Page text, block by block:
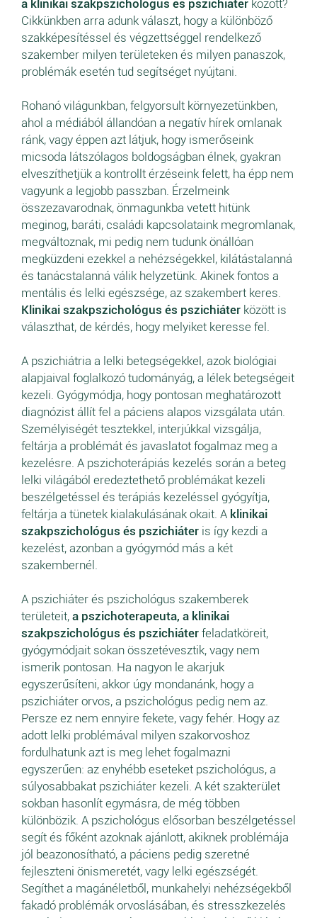
a klinikai szakpszichológus és pszichiáter között?
Cikkünkben arra adunk választ, hogy a különböző
szakképesítéssel és végzettséggel rendelkező
szakember milyen területeken és milyen panaszok,
problémák esetén tud segítséget nyújtani.
Rohanó világunkban, felgyorsult környezetünkben,
ahol a médiából állandóan a negatív hírek omlanak
ránk, vagy éppen azt látjuk, hogy ismerőseink
micsoda látszólagos boldogságban élnek, gyakran
elveszíthetjük a kontrollt érzéseink felett, ha épp nem
vagyunk a legjobb passzban. Érzelmeink
összezavarodnak, önmagunkba vetett hitünk
meginog, baráti, családi kapcsolataink megromlanak,
megváltoznak, mi pedig nem tudunk önállóan
megküzdeni ezekkel a nehézségekkel, kilátástalanná
és tanácstalanná válik helyzetünk. Akinek fontos a
mentális és lelki egészsége, az szakembert keres.
Klinikai szakpszichológus és pszichiáter között is
választhat, de kérdés, hogy melyiket keresse fel.
A pszichiátria a lelki betegségekkel, azok biológiai
alapjaival foglalkozó tudományág, a lélek betegségeit
kezeli. Gyógymódja, hogy pontosan meghatározott
diagnózist állít fel a páciens alapos vizsgálata után.
Személyiségét tesztekkel, interjúkkal vizsgálja,
feltárja a problémát és javaslatot fogalmaz meg a
kezelésre. A pszichoterápiás kezelés során a beteg
lelki világából eredeztethető problémákat kezeli
beszélgetéssel és terápiás kezeléssel gyógyítja,
feltárja a tünetek kialakulásának okait. A klinikai
szakpszichológus és pszichiáter is így kezdi a
kezelést, azonban a gyógymód más a két
szakembernél.
A pszichiáter és pszichológus szakemberek
területeit, a pszichoterapeuta, a klinikai
szakpszichológus és pszichiáter feladatköreit,
gyógymódjait sokan összetévesztik, vagy nem
ismerik pontosan. Ha nagyon le akarjuk
egyszerűsíteni, akkor úgy mondanánk, hogy a
pszichiáter orvos, a pszichológus pedig nem az.
Persze ez nem ennyire fekete, vagy fehér. Hogy az
adott lelki problémával milyen szakorvoshoz
fordulhatunk azt is meg lehet fogalmazni
egyszerűen: az enyhébb eseteket pszichológus, a
súlyosabbakat pszichiáter kezeli. A két szakterület
sokban hasonlít egymásra, de még többen
különbözik. A pszichológus elősorban beszélgetéssel
segít és főként azoknak ajánlott, akiknek problémája
jól beazonosítható, a páciens pedig szeretné
fejleszteni önismeretét, vagy lelki egészségét.
Segíthet a magánéletből, munkahelyi nehézségekből
fakadó problémák orvoslásában, és stresszkezelés